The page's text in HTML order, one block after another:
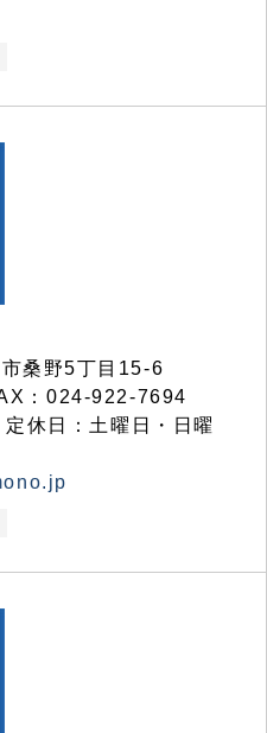
桑野5丁目15-6
：024-922-7694
休日：土曜日・日曜